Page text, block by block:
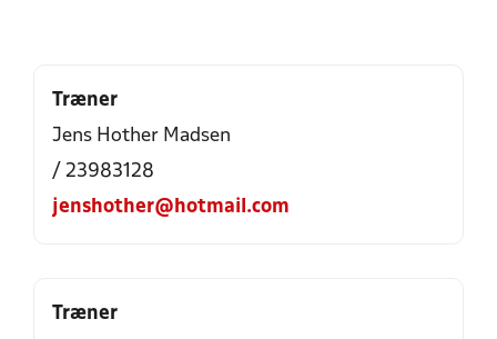
Træner
Jens Hother Madsen
/ 23983128
jenshother@hotmail.com
Træner